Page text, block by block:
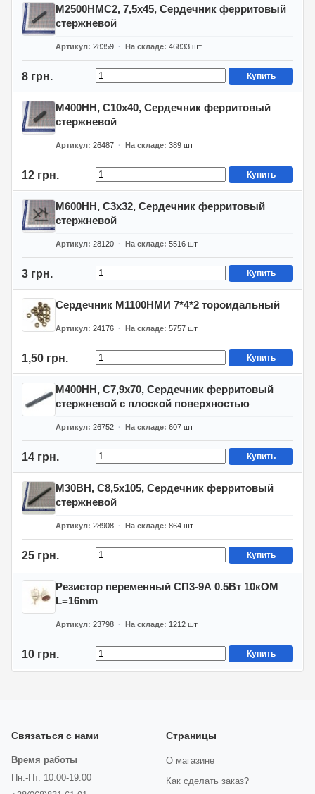
М2500НМС2, 7,5х45, Сердечник ферритовый
стержневой
Артикул 28359 На складе 46833 шт
8 грн. Купить
М400НН, С10х40, Сердечник ферритовый
стержневой
Артикул 26487 На складе 389 шт
12 грн. Купить
М600НН, С3х32, Сердечник ферритовый
стержневой
Артикул 28120 На складе 5516 шт
3 грн. Купить
Сердечник М1100НМИ 7*4*2 тороидальный
Артикул 24176 На складе 5757 шт
1,50 грн. Купить
М400НН, С7,9х70, Сердечник ферритовый
стержневой с плоской поверхностью
Артикул 26752 На складе 607 шт
14 грн. Купить
М30ВН, С8,5х105, Сердечник ферритовый
стержневой
Артикул 28908 На складе 864 шт
25 грн. Купить
Резистор переменный СП3-9А 0.5Вт 10кОМ
L=16mm
Артикул 23798 На складе 1212 шт
10 грн. Купить
Связаться с нами
Время работы
Пн.-Пт. 10.00-19.00
Страницы
О магазине
Как сделать заказ?